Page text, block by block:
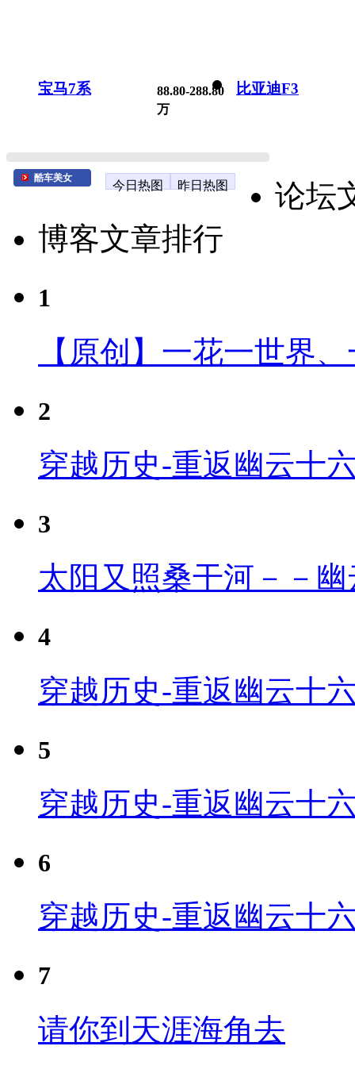
宝马7系
88.80-288.80
万
比亚迪F3
酷车美女
今日热图 昨日热图
论坛
博客文章排行
1
【原创】一花一世界
2
穿越历史-重返幽云十
3
太阳又照桑干河－－
4
穿越历史-重返幽云十
5
穿越历史-重返幽云十
6
穿越历史-重返幽云十
7
请你到天涯海角去